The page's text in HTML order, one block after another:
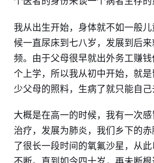
我从出生开始，身体就不如一般
候一直尿床到七八岁，发展到后
频。由于父母很早就出外务工赚
个上学，所以我从初中开始，就
少父母的照料，生病了就只能自己
大概是在高一的时候，我有一次
治疗，发展为肺炎，我们乡下的
了很长一段时间的氧氟沙星，从